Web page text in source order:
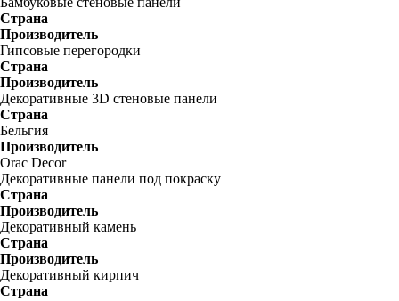
Страна
Производитель
Гипсовые перегородки
Страна
Производитель
Декоративные 3D стеновые панели
Страна
Бельгия
Производитель
Orac Decor
Декоративные панели под покраску
Страна
Производитель
Декоративный камень
Страна
Производитель
Декоративный кирпич
Страна